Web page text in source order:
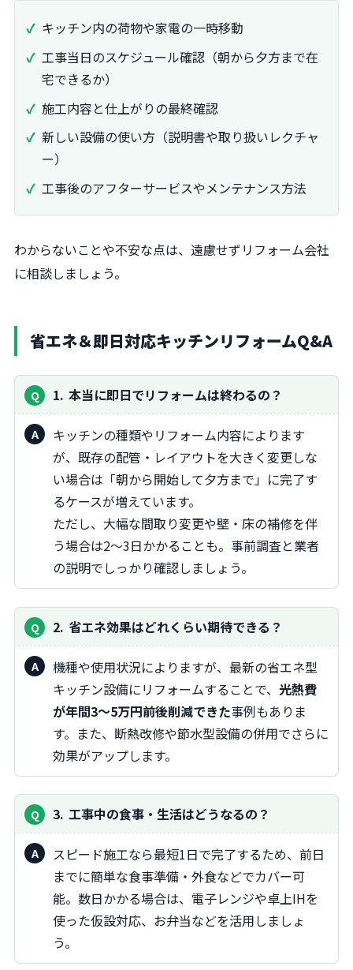
キッチン内の荷物や家電の一時移動
工事当日のスケジュール確認（朝から夕方まで在
宅できるか）
施工内容と仕上がりの最終確認
新しい設備の使い方（説明書や取り扱いレクチャ
ー）
工事後のアフターサービスやメンテナンス方法
わからないことや不安な点は、遠慮せずリフォーム会社
に相談しましょう。
省エネ＆即日対応キッチンリフォームQ&A
1 本当に即日でリフォームは終わるの？
キッチンの種類やリフォーム内容によります
が、既存の配管・レイアウトを大きく変更しな
い場合は「朝から開始して夕方まで」に完了す
るケースが増えています。
ただし、大幅な間取り変更や壁・床の補修を伴
う場合は2～3日かかることも。事前調査と業者
の説明でしっかり確認しましょう。
2 省エネ効果はどれくらい期待できる？
機種や使用状況によりますが、最新の省エネ型
キッチン設備にリフォームすることで、 光熱費
が年間3～5万円前後削減できた事例もありま
す。また、断熱改修や節水型設備の併用でさらに
効果がアップします。
3 工事中の食事・生活はどうなるの？
スピード施工なら最短1日で完了するため、前日
までに簡単な食事準備・外食などでカバー可
能。数日かかる場合は、電子レンジや卓上IHを
使った仮設対応、お弁当などを活用しましょ
う。